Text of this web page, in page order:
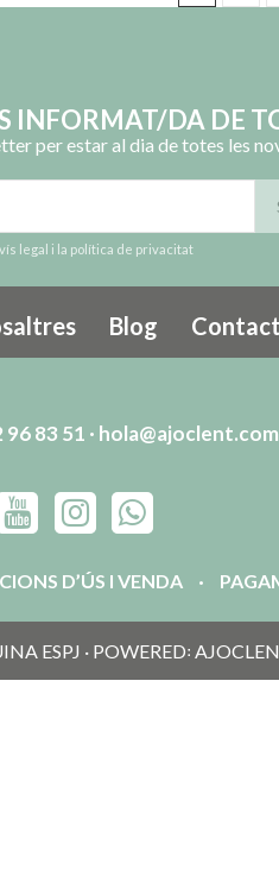
INFORMAT/DA DE
per estar al dia de totes les
legal i la política de privacitat
Blog
83 51 · hola@ajoclent.com
D’ÚS I VENDA
ESPJ · POWERED꞉